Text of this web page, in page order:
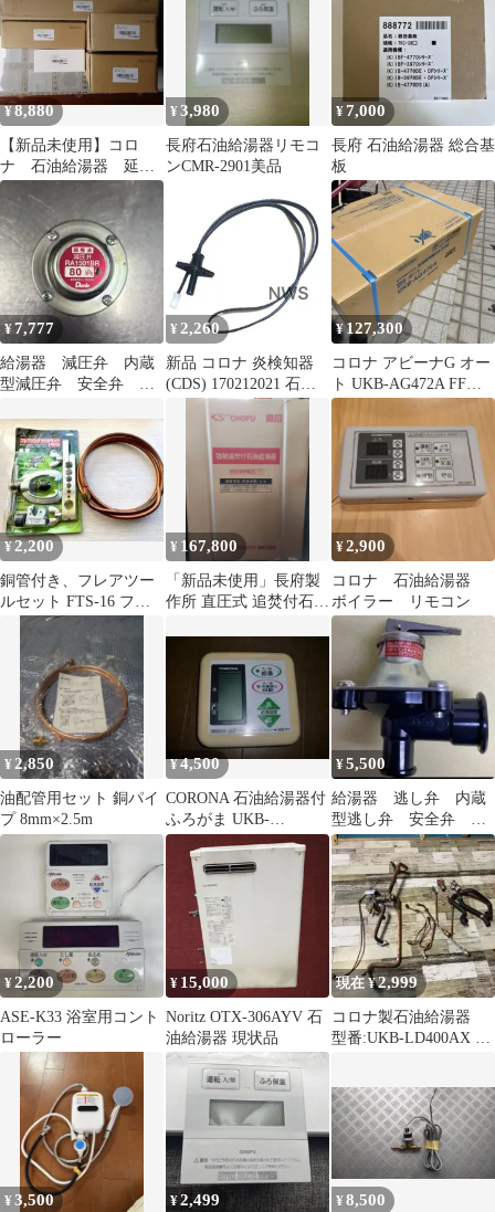
¥8,880
【新品未使用】コロ
ナ 石油給湯器 延長
配管部材 ５個セット
¥3,980
長府石油給湯器リモコ
ンCMR-2901美品
¥7,000
長府 石油給湯器 総合基
板
¥7,777
給湯器 減圧弁 内蔵
型減圧弁 安全弁 ダ
湯器
¥ 2,260
新品 コロナ 炎検知器
(CDS) 170212021 石油
給湯器用〔35g-2〕純正
部品 交換 給湯器
¥127,300
コロナ アビーナG オー
ト UKB-AG472A FFW
石油給湯器 追炊き機能
¥2,200
銅管付き、フレアツー
ルセット FTS-16 フレ
ア加工 パイプカッター
灯油
¥ 167,800
「新品未使用」長府製
作所 直圧式 追焚付石油
¥2,900
コロナ 石油給湯器
ボイラー リモコン
¥2,850
油配管用セット 銅パイ
プ 8mm×2.5m
¥4,500
CORONA 石油給湯器付
ふろがま UKB-
A3310TXリモコン 台所
／サブ
¥5,500
給湯器 逃し弁 内蔵
型逃し弁 安全弁 ヨ
シタケ
¥2,200
ASE-K33 浴室用コント
ローラー
¥ 15,000
Noritz OTX-306AYV 石
油給湯器 現状品
現在 ¥2,999
コロナ製石油給湯器
型番:UKB-LD400AX 分
¥3,500 ¥2,499 ¥8,500